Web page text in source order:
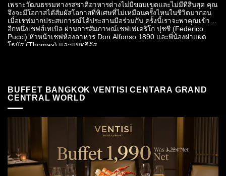
เพราะวัฒนธรรมทางรสชาติอาหารต่างไม่มีขอบเขตและไม่มีที่สิ้นสุด คุณ
จึงจะมีโอกาสไดัสัมผัสโอกาสที่พิเศษที่ไม่เหมือนครั้งไหนในชีวิตมาก่อน
เมื่อเชฟมากประสบการณ์ได้ประสานมือร่วมกัน ครั้งนี้เราจะพาคุณเข้าสู่
อีกหนึ่งเชฟส์เทเบิล ผ่านการสัมภาษณ์เชฟเฟเดริโก ปุชชี (Federico
Pucci) หัวหน้าเชฟห้องอาหาร Don Alfonso 1890 และพี่น้องฝาแฝด
โธมัส (Thomas) และแมทธิอัส...
BUFFET BANGKOK VENTISI CENTARA GRAND
CENTRAL WORLD